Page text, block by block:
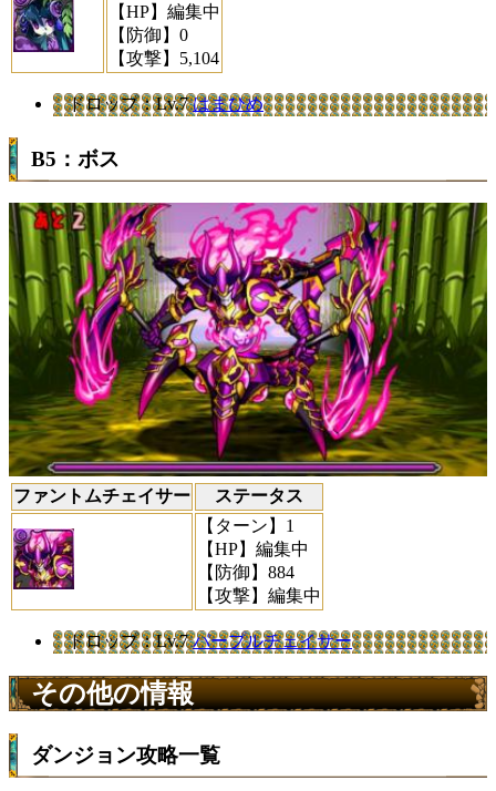
【HP】 編集中
【防御】 0
【攻撃】 5,104
ドロップ：Lv.7はまひめ
B5：ボス
ファントムチェイサー
ステータス
【ターン】 1
【HP】 編集中
【防御】 884
【攻撃】 編集中
ドロップ：Lv.7パープルチェイサー
その他の情報
ダンジョン攻略一覧